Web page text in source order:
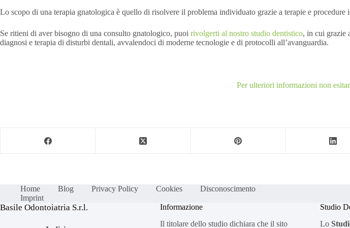
Lo scopo di una terapia gnatologica è quello di risolvere il problema individuato grazie a terapie e
Se ritieni di aver bisogno di una consulto gnatologico, puoi rivolgerti al nostro studio dentistico, in cui grazie
diagnosi e terapia di disturbi dentali, avvalendoci di moderne tecnologie e di protocolli all’avanguardia.
Per ulteriori informazioni non
Home Blog Privacy Policy Cookies
Disconoscimento
Imprint
Basile Odontoiatria S.r.l.
Informazione
Il titolare dello studio dichiara che il sito
Studio
Lo